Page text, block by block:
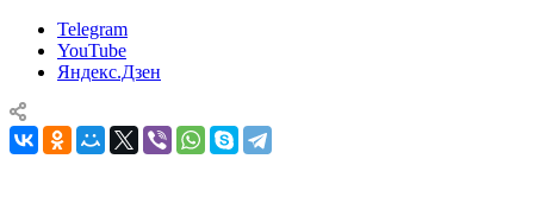
Telegram
YouTube
Яндекс.Дзен